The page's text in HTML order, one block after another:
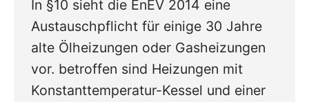
In §10 sieht die EnEV 2014 eine
Austauschpflicht für einige 30 Jahre
alte Ölheizungen oder Gasheizungen
vor. betroffen sind Heizungen mit
Konstanttemperatur-Kessel und einer